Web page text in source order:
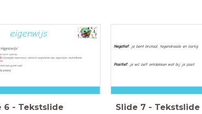
eigenwijs
6 - Tekstslide
Negatief: je bent brutaal, tegendraads en lastig.
Positief: je wil zelf ontdekken wat bij je past.
Slide 7 - Tekstslide